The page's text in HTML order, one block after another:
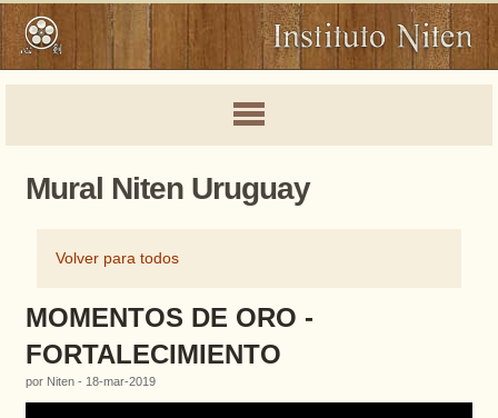
Mural Niten Uruguay
Volver para todos
MOMENTOS DE ORO -
FORTALECIMIENTO
por Niten - 18-mar-2019